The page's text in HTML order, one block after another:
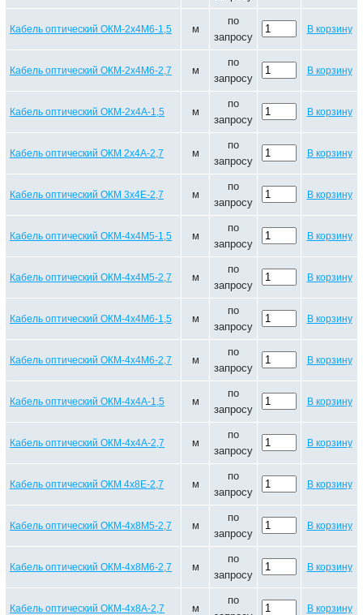
Кабель оптический ОКМ-2х4М6-1,5 м
по
запросу
В корзину
Кабель оптический ОКМ-2х4М6-2,7 м
по
запросу
В корзину
Кабель оптический ОКМ-2х4А-1,5 м
по
запросу
В корзину
Кабель оптический ОКМ 2х4А-2,7 м
по
запросу
В корзину
Кабель оптический ОКМ 3х4Е-2,7 м
по
запросу
В корзину
Кабель оптический ОКМ-4х4М5-1,5 м
по
запросу
В корзину
Кабель оптический ОКМ-4х4М5-2,7 м
по
запросу
В корзину
Кабель оптический ОКМ-4х4М6-1,5 м
по
запросу
В корзину
Кабель оптический ОКМ-4х4М6-2,7 м
по
запросу
В корзину
Кабель оптический ОКМ-4х4А-1,5 м
по
запросу
В корзину
Кабель оптический ОКМ-4х4А-2,7 м
по
запросу
В корзину
Кабель оптический ОКМ 4х8Е-2,7 м
по
запросу
В корзину
Кабель оптический ОКМ-4х8М5-2,7 м
по
запросу
В корзину
Кабель оптический ОКМ-4х8М6-2,7 м
по
запросу
В корзину
Кабель оптический ОКМ-4х8А-2,7 м
по
В корзину